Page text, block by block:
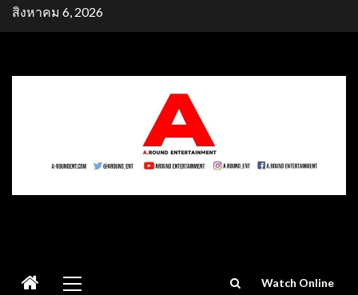
Skipสิงหาคม 6, 2026
Menu
Watch Online